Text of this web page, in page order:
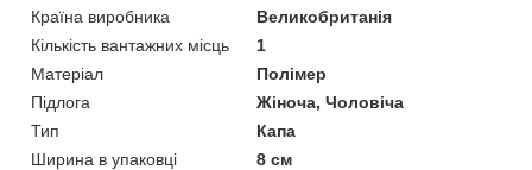
Країна виробника
Великобританія
Кількість вантажних місць
1
Матеріал
Полімер
Підлога
Жіноча, Чоловіча
Тип
Капа
Ширина в упаковці
8 см